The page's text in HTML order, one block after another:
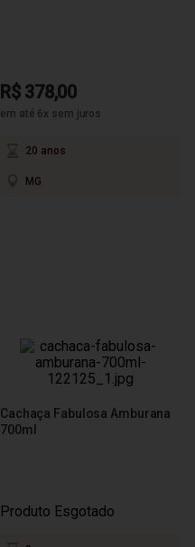
R$ 378,00
em até 6x sem juros
20 anos
MG
Cachaça Fabulosa Amburana
700ml
Produto Esgotado